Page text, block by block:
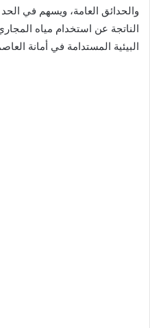
والحدائق العامة، ويسهم في الحد
الناتجة عن استخدام مياه
البيئية المستدامة في أمانة